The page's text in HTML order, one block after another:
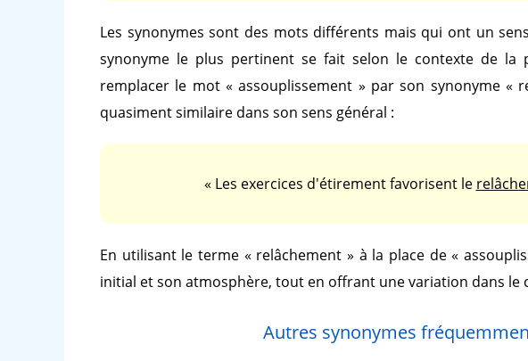
Les synonymes sont des mots différents mais qui ont un
synonyme le plus pertinent se fait selon le contexte de la
remplacer le mot « assouplissement » par son synonyme«
quasiment similaire dans son sens général :
« Les exercices d'étirement favorisent le
En utilisant le terme « relâchement » à la place de«
initial et son atmosphère, tout en offrant une variation dans le
Autres synonymes